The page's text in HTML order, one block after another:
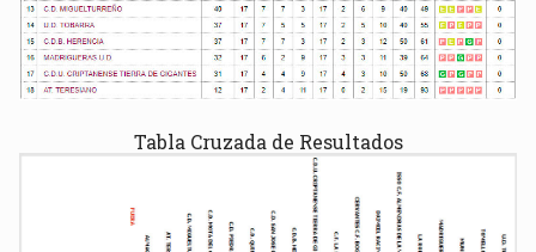
Tabla Cruzada de Resultados